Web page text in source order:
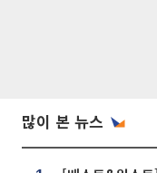
많이 본 뉴스